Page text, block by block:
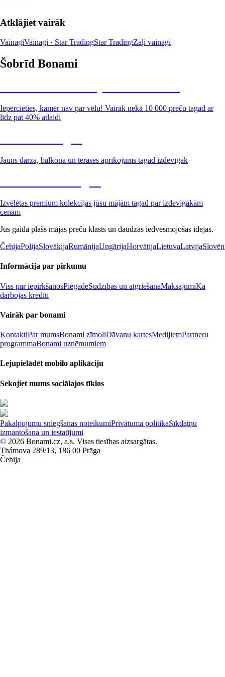
Atklājiet vairāk
VainagiVainagi · Star TradingStar TradingZaļi vainagi
Šobrīd Bonami
Iepērcieties, kamēr nav par vēlu! Vairāk nekā 10 000 preču tagad ar
līdz pat 40% atlaidi
Jauns dārza, balkona un terases aprīkojums tagad izdevīgāk
Izvēlētas premium kolekcijas jūsu mājām tagad par izdevīgākām
cenām
Jūs gaida plašs mājas preču klāsts un daudzas iedvesmojošas idejas.
ČehijaPolijaSlovākijaRumānijaUngārijaHorvātijaLietuvaLatvija
Informācija par pirkumu
Viss par iepirkšanosPiegādeSūdzības un atgriešanaMaksājumiKā
darbojas kredīti
Vairāk par bonami
KontaktiPar mumsBonami zīmoliDāvanu kartesMedijiemPartneru
programmaBonami uzņēmumiem
Lejupielādēt mobilo aplikāciju
Sekojiet mums sociālajos tīklos
Pakalpojumu sniegšanas noteikumiPrivātuma politikaSīkdatņu
izmantošana un iestatījumi
© 2026 Bonami.cz, a.s. Visas tiesības aizsargātas.
Thámova 289/13, 186 00 Prāga
Čehija